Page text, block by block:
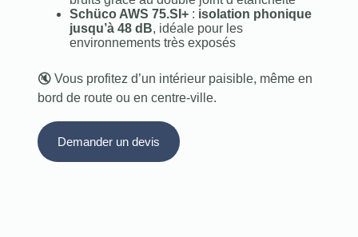
Schüco AWS 75.SI+: isolation phonique
jusqu’à 48 dB, idéale pour les
environnements très exposés
🔇 Vous profitez d’un intérieur paisible, même en
bord de route ou en centre-ville.
Demander un devis